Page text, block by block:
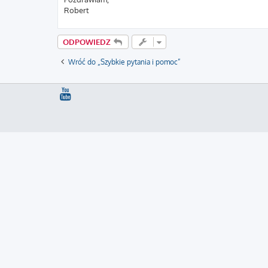
Robert
ODPOWIEDZ
Wróć do „Szybkie pytania i pomoc”